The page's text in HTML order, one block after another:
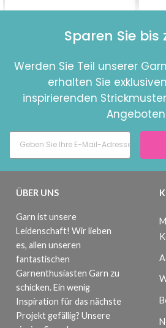
Sparen Sie bis
Werden Sie Teil unserer
erhalten Sie
inspirierenden
ÜBER UNS
Garn ist unsere
Leidenschaft! Wir lieben
es, allen unseren
fantastischen
Garnenthusiasten Garn zu
schicken. Ein wenig
Inspiration für das nächste
Projekt gefällig? Unsere